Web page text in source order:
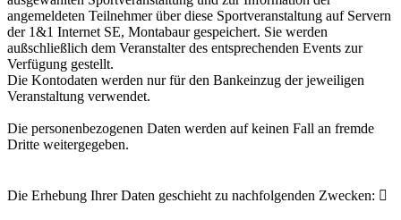
angemeldeten Teilnehmer über diese Sportveranstaltung auf Servern
der 1&1 Internet SE, Montabaur gespeichert. Sie werden
außschließlich dem Veranstalter des entsprechenden Events zur
Verfügung gestellt.
Die Kontodaten werden nur für den Bankeinzug der jeweiligen
Veranstaltung verwendet.
Die personenbezogenen Daten werden auf keinen Fall an fremde
Dritte weitergegeben.
Die Erhebung Ihrer Daten geschieht zu nachfolgenden Zwecken: 